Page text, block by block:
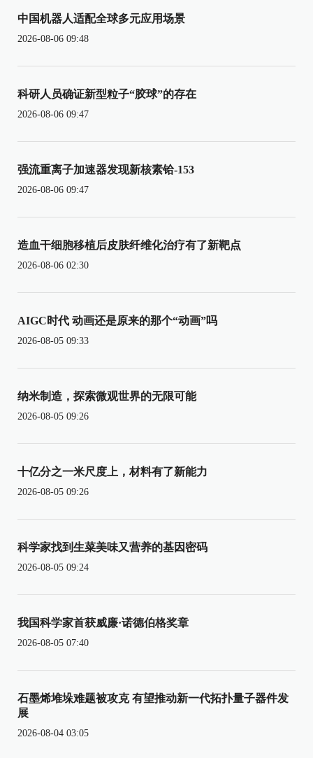
中国机器人适配全球多元应用场景
2026-08-06 09:48
科研人员确证新型粒子“胶球”的存在
2026-08-06 09:47
强流重离子加速器发现新核素铪-153
2026-08-06 09:47
造血干细胞移植后皮肤纤维化治疗有了新靶点
2026-08-06 02:30
AIGC时代 动画还是原来的那个“动画”吗
2026-08-05 09:33
纳米制造，探索微观世界的无限可能
2026-08-05 09:26
十亿分之一米尺度上，材料有了新能力
2026-08-05 09:26
科学家找到生菜美味又营养的基因密码
2026-08-05 09:24
我国科学家首获威廉·诺德伯格奖章
2026-08-05 07:40
石墨烯堆垛难题被攻克 有望推动新一代拓扑量子器件发
展
2026-08-04 03:05